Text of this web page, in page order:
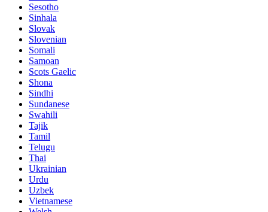
Sesotho
Sinhala
Slovak
Slovenian
Somali
Samoan
Scots Gaelic
Shona
Sindhi
Sundanese
Swahili
Tajik
Tamil
Telugu
Thai
Ukrainian
Urdu
Uzbek
Vietnamese